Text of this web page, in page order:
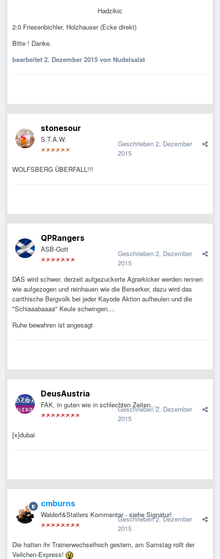
Hadzikic
2:0 Friesenbichler, Holzhauser (Ecke direkt)
Bitte ! Danke.
bearbeitet 2. Dezember 2015 von Nudelsalat
stonesour
S.T.A.W. Geschrieben 2. Dezember
2015
WOLFSBERG ÜBERFALL!!!
QPRangers
ASB-Gott Geschrieben 2. Dezember
2015
DAS wird schwer, derzeit aufgezuckerte Agrarkicker werden rennen
wie aufgezogen und reinhauen wie die Berserker, dazu wird das
carithische Bergvolk bei jeder Kayode Aktion aufheulen und die
"Schiaaabaaaa" Keule schwingen....
Ruhe bewahren ist angesagt
DeusAustria
FAK, in guten wie in schlechten Zeiten.....
Geschrieben2. Dezember
2015
[x]dubai
cmburns
Waldorf&Statlers Kommentar - siehe Signatur!
Geschrieben2. Dezember
2015
Die hatten ihr Trainerwechselhoch gestern, am Samstag rollt der
Veilchen-Express!